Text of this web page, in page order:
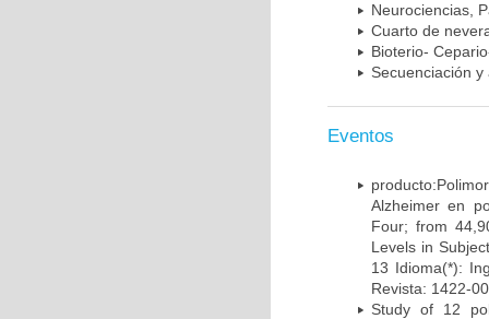
Neurociencias,
Cuarto de
Bioterio-
Secuenciación
Eventos
Alzheimer en
Four; from
Levels in
13 Idioma(*):
Revista: 1422-
Study of 12